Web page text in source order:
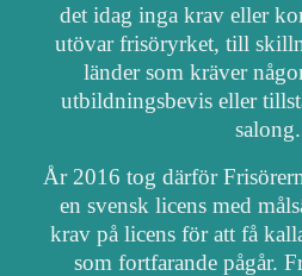
det idag inga krav eller
utövar frisöryrket, till
länder som kräver
utbildningsbevis eller
salong.
År 2016 tog därför
en svensk licens med
krav på licens för att få
som fortfarande pågår.